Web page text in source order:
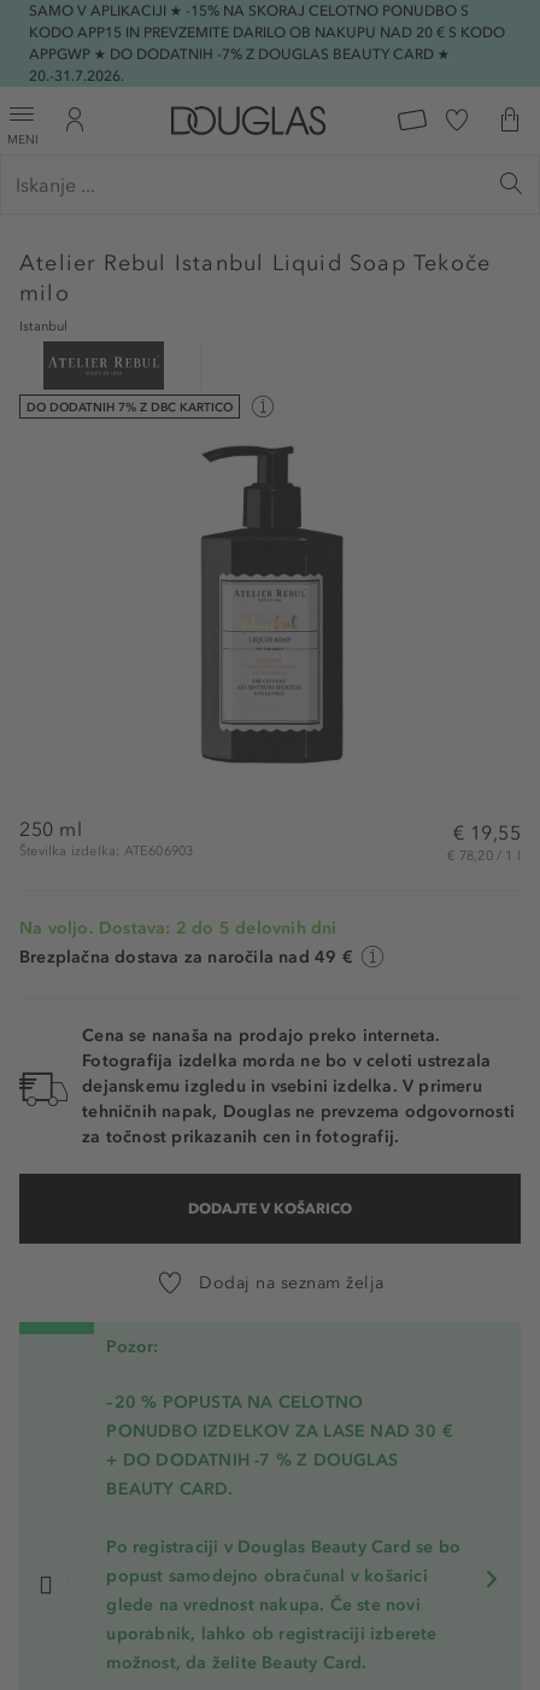
SAMO V APLIKACIJI ★ -15% NA SKORAJ CELOTNO PONUDBO S
KODO APP15 IN PREVZEMITE DARILO OB NAKUPU NAD 20 € S KODO
APPGWP ★ DO DODATNIH -7% Z DOUGLAS BEAUTY CARD ★
20.-31.7.2026.
MENI
Atelier Rebul Istanbul Liquid Soap Tekoče
milo
Istanbul
DO DODATNIH 7% Z DBC KARTICO
250 ml
Številka izdelka: ATE606903
€ 19,55
€ 78,20 / 1 l
Na voljo. Dostava: 2 do 5 delovnih dni
Brezplačna dostava za naročila nad 49 €
Cena se nanaša na prodajo preko interneta.
Fotografija izdelka morda ne bo v celoti ustrezala
dejanskemu izgledu in vsebini izdelka. V primeru
tehničnih napak, Douglas ne prevzema odgovornosti
za točnost prikazanih cen in fotografij.
DODAJTE V KOŠARICO
Dodaj na seznam želja
Pozor:
–20 % POPUSTA NA CELOTNO
PONUDBO IZDELKOV ZA LASE NAD 30 €
+ DO DODATNIH -7 % Z DOUGLAS
BEAUTY CARD.
Po registraciji v Douglas Beauty Card se bo
popust samodejno obračunal v košarici
glede na vrednost nakupa. Če ste novi
uporabnik, lahko ob registraciji izberete
možnost, da želite Beauty Card.